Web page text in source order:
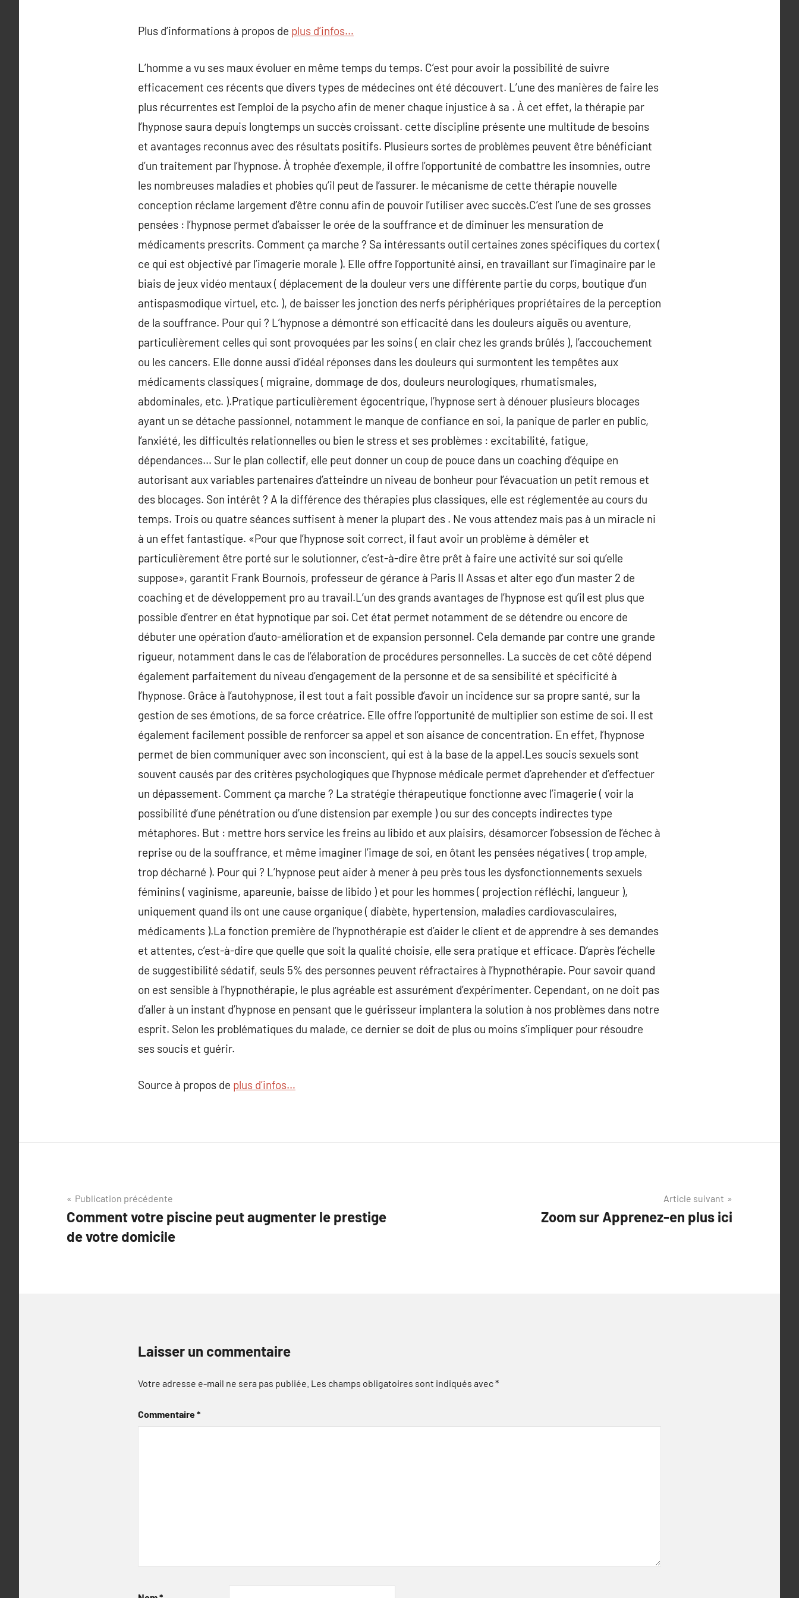
Plus d’informations à propos de plus d’infos…
L’homme a vu ses maux évoluer en même temps du temps. C’est pour avoir la possibilité de suivre
efficacement ces récents que divers types de médecines ont été découvert. L’une des manières de faire les
plus récurrentes est l’emploi de la psycho afin de mener chaque injustice à sa . À cet effet, la thérapie par
l’hypnose saura depuis longtemps un succès croissant. cette discipline présente une multitude de besoins
et avantages reconnus avec des résultats positifs. Plusieurs sortes de problèmes peuvent être bénéficiant
d’un traitement par l’hypnose. À trophée d’exemple, il offre l’opportunité de combattre les insomnies, outre
les nombreuses maladies et phobies qu’il peut de l’assurer. le mécanisme de cette thérapie nouvelle
conception réclame largement d’être connu afin de pouvoir l’utiliser avec succès.C’est l’une de ses grosses
pensées : l’hypnose permet d’abaisser le orée de la souffrance et de diminuer les mensuration de
médicaments prescrits. Comment ça marche ? Sa intéressants outil certaines zones spécifiques du cortex (
ce qui est objectivé par l’imagerie morale ). Elle offre l’opportunité ainsi, en travaillant sur l’imaginaire par le
biais de jeux vidéo mentaux ( déplacement de la douleur vers une différente partie du corps, boutique d’un
antispasmodique virtuel, etc. ), de baisser les jonction des nerfs périphériques propriétaires de la perception
de la souffrance. Pour qui ? L’hypnose a démontré son efficacité dans les douleurs aiguës ou aventure,
particulièrement celles qui sont provoquées par les soins ( en clair chez les grands brûlés ), l’accouchement
ou les cancers. Elle donne aussi d’idéal réponses dans les douleurs qui surmontent les tempêtes aux
médicaments classiques ( migraine, dommage de dos, douleurs neurologiques, rhumatismales,
abdominales, etc. ).Pratique particulièrement égocentrique, l’hypnose sert à dénouer plusieurs blocages
ayant un se détache passionnel, notamment le manque de confiance en soi, la panique de parler en public,
l’anxiété, les difficultés relationnelles ou bien le stress et ses problèmes : excitabilité, fatigue,
dépendances… Sur le plan collectif, elle peut donner un coup de pouce dans un coaching d’équipe en
autorisant aux variables partenaires d’atteindre un niveau de bonheur pour l’évacuation un petit remous et
des blocages. Son intérêt ? A la différence des thérapies plus classiques, elle est réglementée au cours du
temps. Trois ou quatre séances suffisent à mener la plupart des . Ne vous attendez mais pas à un miracle ni
à un effet fantastique. «Pour que l’hypnose soit correct, il faut avoir un problème à démêler et
particulièrement être porté sur le solutionner, c’est-à-dire être prêt à faire une activité sur soi qu’elle
suppose», garantit Frank Bournois, professeur de gérance à Paris II Assas et alter ego d’un master 2 de
coaching et de développement pro au travail.L’un des grands avantages de l’hypnose est qu’il est plus que
possible d’entrer en état hypnotique par soi. Cet état permet notamment de se détendre ou encore de
débuter une opération d’auto-amélioration et de expansion personnel. Cela demande par contre une grande
rigueur, notamment dans le cas de l’élaboration de procédures personnelles. La succès de cet côté dépend
également parfaitement du niveau d’engagement de la personne et de sa sensibilité et spécificité à
l’hypnose. Grâce à l’autohypnose, il est tout a fait possible d’avoir un incidence sur sa propre santé, sur la
gestion de ses émotions, de sa force créatrice. Elle offre l’opportunité de multiplier son estime de soi. Il est
également facilement possible de renforcer sa appel et son aisance de concentration. En effet, l’hypnose
permet de bien communiquer avec son inconscient, qui est à la base de la appel.Les soucis sexuels sont
souvent causés par des critères psychologiques que l’hypnose médicale permet d’aprehender et d’effectuer
un dépassement. Comment ça marche ? La stratégie thérapeutique fonctionne avec l’imagerie ( voir la
possibilité d’une pénétration ou d’une distension par exemple ) ou sur des concepts indirectes type
métaphores. But : mettre hors service les freins au libido et aux plaisirs, désamorcer l’obsession de l’échec à
reprise ou de la souffrance, et même imaginer l’image de soi, en ôtant les pensées négatives ( trop ample,
trop décharné ). Pour qui ? L’hypnose peut aider à mener à peu près tous les dysfonctionnements sexuels
féminins ( vaginisme, apareunie, baisse de libido ) et pour les hommes ( projection réfléchi, langueur ),
uniquement quand ils ont une cause organique ( diabète, hypertension, maladies cardiovasculaires,
médicaments ).La fonction première de l’hypnothérapie est d’aider le client et de apprendre à ses demandes
et attentes, c’est-à-dire que quelle que soit la qualité choisie, elle sera pratique et efficace. D’après l’échelle
de suggestibilité sédatif, seuls 5% des personnes peuvent réfractaires à l’hypnothérapie. Pour savoir quand
on est sensible à l’hypnothérapie, le plus agréable est assurément d’expérimenter. Cependant, on ne doit pas
d’aller à un instant d’hypnose en pensant que le guérisseur implantera la solution à nos problèmes dans notre
esprit. Selon les problématiques du malade, ce dernier se doit de plus ou moins s’impliquer pour résoudre
ses soucis et guérir.
Source à propos de plus d’infos…
Navigation
de
l’article
Publication précédente
Comment votre piscine peut augmenter le prestige
de votre domicile
Article suivant
Zoom sur Apprenez-en plus ici
Laisser un commentaire
Votre adresse e-mail ne sera pas publiée. Les champs obligatoires sont indiqués avec*
Commentaire*